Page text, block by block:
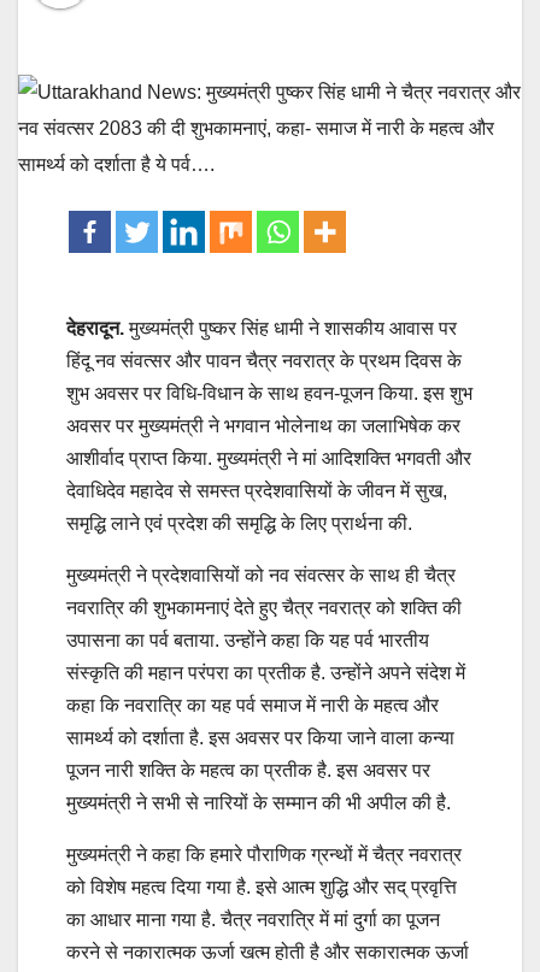
देहरादून.मुख्यमंत्री पुष्कर सिंह धामी ने शासकीय आवास पर
हिंदू नव संवत्सर और पावन चैत्र नवरात्र के प्रथम दिवस के
शुभ अवसर पर विधि-विधान के साथ हवन-पूजन किया. इस शुभ
अवसर पर मुख्यमंत्री ने भगवान भोलेनाथ का जलाभिषेक कर
आशीर्वाद प्राप्त किया. मुख्यमंत्री ने मां आदिशक्ति भगवती और
देवाधिदेव महादेव से समस्त प्रदेशवासियों के जीवन में सुख,
समृद्धि लाने एवं प्रदेश की समृद्धि के लिए प्रार्थना की.
मुख्यमंत्री ने प्रदेशवासियों को नव संवत्सर के साथ ही चैत्र
नवरात्रि की शुभकामनाएं देते हुए चैत्र नवरात्र को शक्ति की
उपासना का पर्व बताया. उन्होंने कहा कि यह पर्व भारतीय
संस्कृति की महान परंपरा का प्रतीक है. उन्होंने अपने संदेश में
कहा कि नवरात्रि का यह पर्व समाज में नारी के महत्व और
सामर्थ्य को दर्शाता है. इस अवसर पर किया जाने वाला कन्या
पूजन नारी शक्ति के महत्व का प्रतीक है. इस अवसर पर
मुख्यमंत्री ने सभी से नारियों के सम्मान की भी अपील की है.
मुख्यमंत्री ने कहा कि हमारे पौराणिक ग्रन्थों में चैत्र नवरात्र
को विशेष महत्व दिया गया है. इसे आत्म शुद्धि और सद् प्रवृत्ति
का आधार माना गया है. चैत्र नवरात्रि में मां दुर्गा का पूजन
करने से नकारात्मक ऊर्जा खत्म होती है और सकारात्मक ऊर्जा